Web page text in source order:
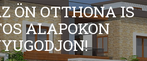
ÖN OTTHONA IS
ALAPOKON